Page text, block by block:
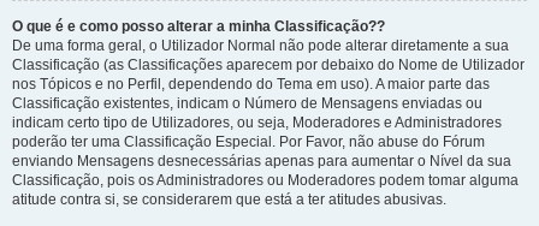
O que é e como posso alterar a minha Classificação??
De uma forma geral, o Utilizador Normal não pode alterar diretamente a sua
Classificação (as Classificações aparecem por debaixo do Nome de Utilizador
nos Tópicos e no Perfil, dependendo do Tema em uso). A maior parte das
Classificação existentes, indicam o Número de Mensagens enviadas ou
indicam certo tipo de Utilizadores, ou seja, Moderadores e Administradores
poderão ter uma Classificação Especial. Por Favor, não abuse do Fórum
enviando Mensagens desnecessárias apenas para aumentar o Nível da sua
Classificação, pois os Administradores ou Moderadores podem tomar alguma
atitude contra si, se considerarem que está a ter atitudes abusivas.